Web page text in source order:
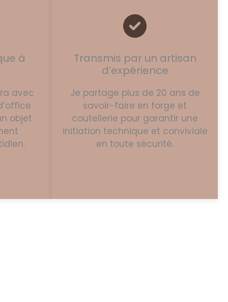
à
avec
objet
Transmis par un artisan
d’expérience
Je partage plus de 20 ans de
savoir-faire en forge et
coutellerie pour garantir une
initiation technique et conviviale
en toute sécurité.